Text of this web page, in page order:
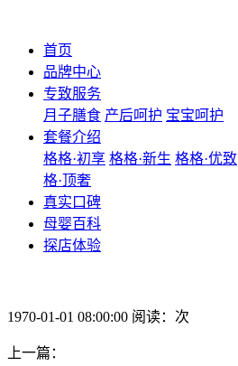
首页
品牌中心
专致服务
月子膳食 产后呵护 宝宝呵护
套餐介绍
格格·初享 格格·新生 格格·优致
格·顶奢
真实口碑
母婴百科
探店体验
1970-01-01 08:00:00 阅读：次
上一篇：